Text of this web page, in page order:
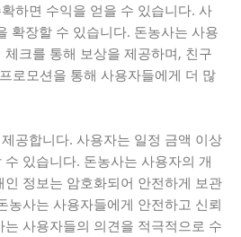
하면 수익을 얻을 수 있습니다. 사
확장할 수 있습니다. 돈농사는 사용
크를 통해 보상을 제공하며, 친구
로모션을 통해 사용자들에게 더 많
공합니다. 사용자는 일정 금액 이상
있습니다. 돈농사는 사용자의 개
정보는 암호화되어 안전하게 보관
농사는 사용자들에게 안전하고 신뢰
사용자들의 의견을 적극적으로 수